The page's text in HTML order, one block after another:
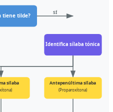
tiene tilde? SÍ
Identifica sílaba tónica
sílaba Antepenúltima sílaba
(Proparoxítona)